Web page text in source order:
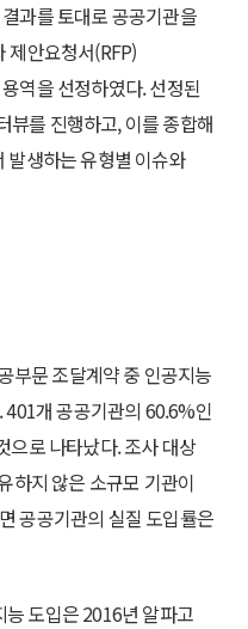
과를 토대로 공공기관을
제안요청서(RFP)
역을 선정하였다. 선정된
뷰를 진행하고, 이를 종합해
생하는 유형별 이슈와
부문 조달계약 중 인공지능
401개 공공기관의 60.6%인
으로 나타났다. 조사 대상
하지 않은 소규모 기관이
공공기관의 실질 도입률은
도입은 2016년 알파고